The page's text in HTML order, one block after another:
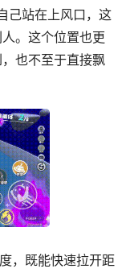
己站在上风口，这
。这个位置也更
也不至于直接飘
，既能快速拉开距